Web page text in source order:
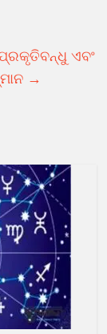
ଏବଂ
→